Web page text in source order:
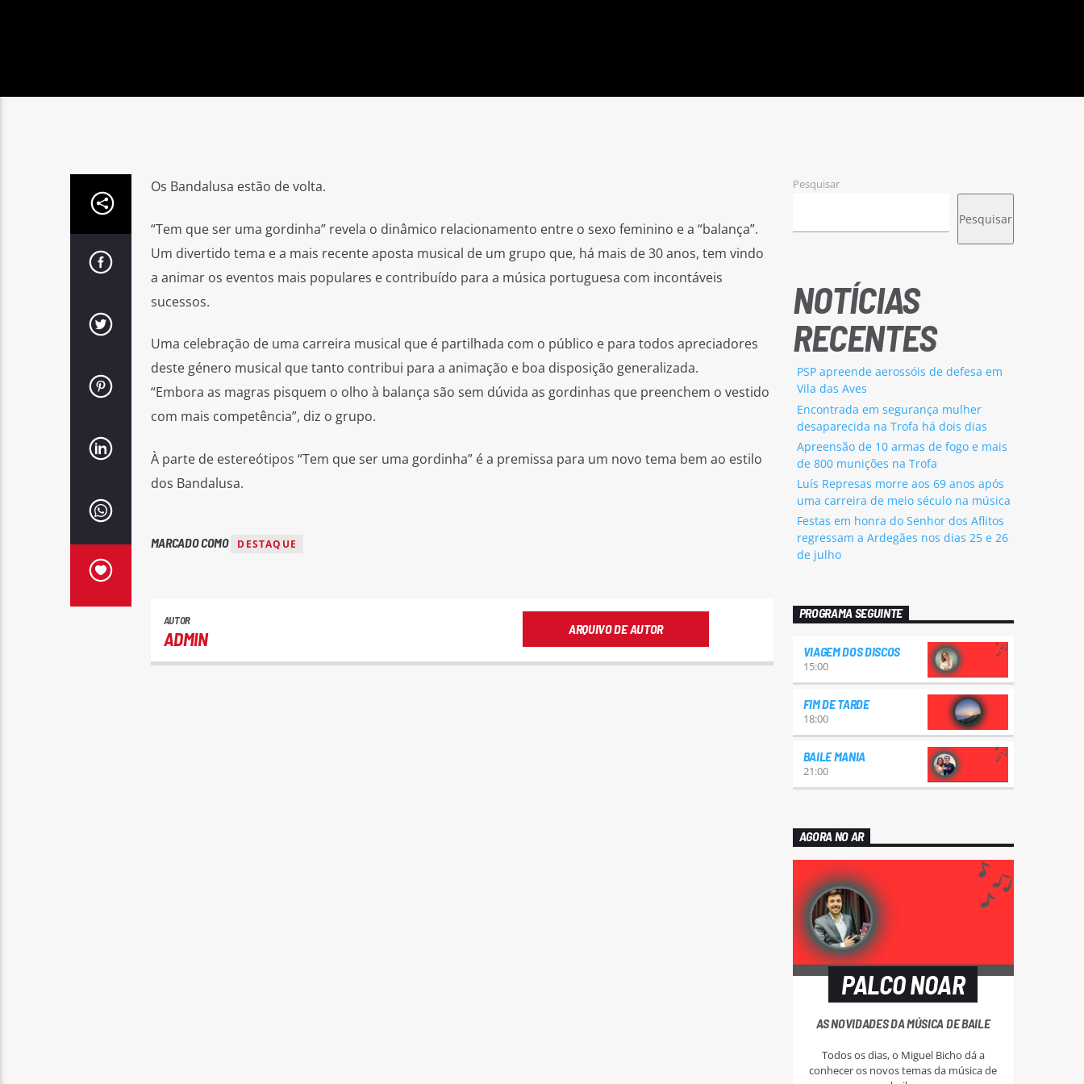
Os Bandalusa estão de volta.
“Tem que ser uma gordinha” revela o dinâmico relacionamento entre o sexo feminino e a “balança”.
Um divertido tema e a mais recente aposta musical de um grupo que, há mais de 30 anos, tem vindo
a animar os eventos mais populares e contribuído para a música portuguesa com incontáveis
sucessos.
Uma celebração de uma carreira musical que é partilhada com o público e para todos apreciadores
deste género musical que tanto contribui para a animação e boa disposição generalizada.
“Embora as magras pisquem o olho à balança são sem dúvida as gordinhas que preenchem o vestido
com mais competência”, diz o grupo.
À parte de estereótipos “Tem que ser uma gordinha” é a premissa para um novo tema bem ao estilo
dos Bandalusa.
MARCADO COMO DESTAQUE
AUTOR
ADMIN ARQUIVO DE AUTOR
Pesquisar
Pesquisar
NOTÍCIAS
RECENTES
PSP apreende aerossóis de defesa em
Vila das Aves
Encontrada em segurança mulher
desaparecida na Trofa há dois dias
Apreensão de 10 armas de fogo e mais
de 800 munições na Trofa
Luís Represas morre aos 69 anos após
uma carreira de meio século na música
Festas em honra do Senhor dos Aflitos
regressam a Ardegães nos dias 25 e 26
de julho
PROGRAMA SEGUINTE
VIAGEM DOS DISCOS
15:00
FIM DE TARDE
18:00
BAILE MANIA
21:00
AGORA NO AR
PALCO NOAR
AS NOVIDADES DA MÚSICA DE BAILE
Todos os dias, o Miguel Bicho dá a
conhecer os novos temas da música de